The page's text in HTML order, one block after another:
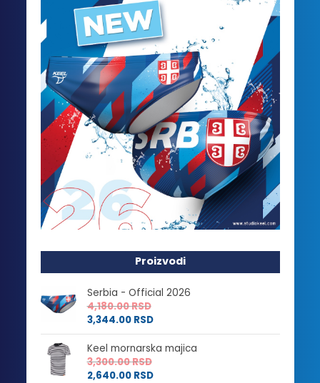
Proizvodi
Serbia - Official 2026
4,180.00RSD
3,344.00 RSD
Keel mornarska majica
3,300.00RSD
2,640.00 RSD